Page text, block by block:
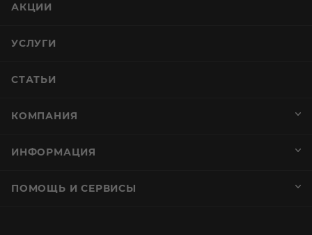
АКЦИИ
УСЛУГИ
СТАТЬИ
КОМПАНИЯ
ИНФОРМАЦИЯ
ПОМОЩЬ И СЕРВИСЫ